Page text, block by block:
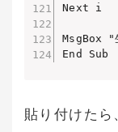
Next i
MsgBox "
End Sub
貼り付けた